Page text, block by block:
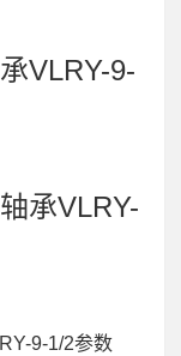
VLRY-9-
承VLRY-
9-1/2参数